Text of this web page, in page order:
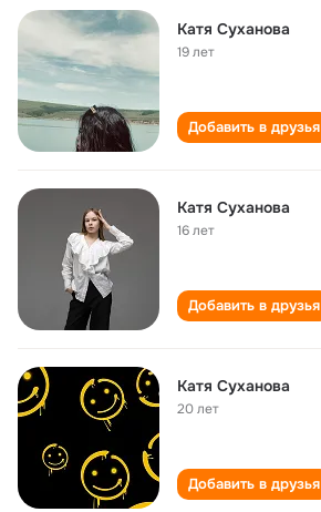
Катя Суханова
19 лет
Добавить в друзья
Катя Суханова
16 лет
Добавить в друзья
Катя Суханова
20 лет
Добавить в друзья